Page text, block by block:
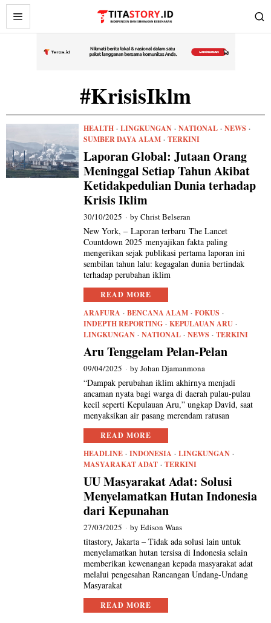
#KrisisIklm
HEALTH · LINGKUNGAN · NATIONAL · NEWS ·
SUMBER DAYA ALAM · TERKINI
Laporan Global: Jutaan Orang
Meninggal Setiap Tahun Akibat
Ketidakpedulian Dunia terhadap
Krisis Iklim
30/10/2025 byChrist Belseran
New York, – Laporan terbaru The Lancet
Countdown 2025 menyajikan fakta paling
mengerikan sejak publikasi pertama laporan ini
sembilan tahun lalu: kegagalan dunia bertindak
terhadap perubahan iklim
READ MORE
ARAFURA · BENCANA ALAM · FOKUS ·
INDEPTH REPORTING · KEPULAUAN ARU ·
LINGKUNGAN · NATIONAL · NEWS · TERKINI
Aru Tenggelam Pelan-Pelan
09/04/2025 byJohan Djamanmona
“Dampak perubahan iklim akhirnya menjadi
ancaman nyata bagi warga di daerah pulau-pulau
kecil seperti Kepulauan Aru,” ungkap David, saat
menyaksikan air pasang merendam ratusan
READ MORE
HEADLINE · INDONESIA · LINGKUNGAN ·
MASYARAKAT ADAT · TERKINI
UU Masyarakat Adat: Solusi
Menyelamatkan Hutan Indonesia
dari Kepunahan
27/03/2025 byEdison Waas
titastory, Jakarta – Tidak ada solusi lain untuk
menyelamatkan hutan tersisa di Indonesia selain
memberikan kewenangan kepada masyarakat adat
melalui pengesahan Rancangan Undang-Undang
Masyarakat
READ MORE